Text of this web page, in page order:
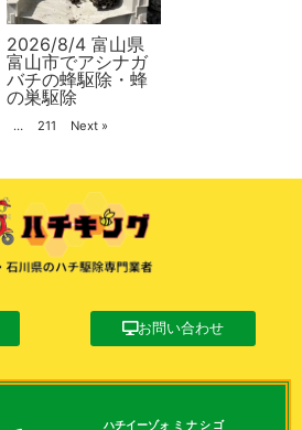
2026/8/4 富山県
富山市でアシナガ
バチの蜂駆除・蜂
の巣駆除
… 211 Next »
お問い合わせ
ハチイーゾォ ミナシゴ